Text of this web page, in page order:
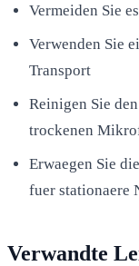
Vermeiden Sie
Verwenden Sie
Transport
Reinigen Sie
trockenen
Erwaegen Sie
fuer stationaere
Verwandte